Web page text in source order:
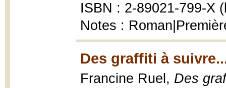
ISBN : 2-89021-799-X
Notes :
Des graffiti à
Francine Ruel, Des